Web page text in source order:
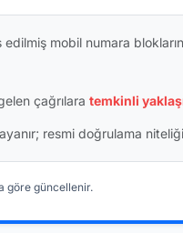
mobil numara
çağrılara temkinli
resmi doğrulama
göre güncellenir.